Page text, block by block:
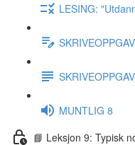
LESING:
MUNTLIG 8
📘 Leksjon 9: